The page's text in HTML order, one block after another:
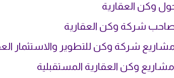
وكن العقارية
شركة وكن العقارية
شركة وكن للتطوير والاستثمار
مشاريع وكن العقارية المستقبلية